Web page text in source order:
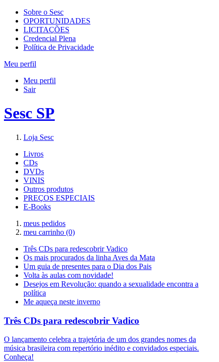
Sobre o Sesc
OPORTUNIDADES
LICITAÇÕES
Credencial Plena
Política de Privacidade
Meu perfil
Meu perfil
Sair
Sesc SP
Loja Sesc
Livros
CDs
DVDs
VINIS
Outros produtos
PREÇOS ESPECIAIS
E-Books
meus pedidos
meu carrinho (0)
Três CDs para redescobrir Vadico
Os mais procurados da linha Aves da Mata
Um guia de presentes para o Dia dos Pais
Volta às aulas com novidade!
Desejos em Revolução: quando a sexualidade encontra a
política
Me aqueça neste inverno
Três CDs para redescobrir Vadico
O lançamento celebra a trajetória de um dos grandes nomes da
música brasileira com repertório inédito e convidados especiais.
Conheça!